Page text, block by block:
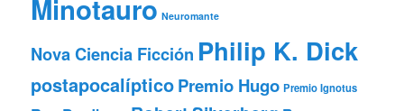
Minotauro Neuromante
Nova Ciencia Ficción Philip K. Dick
postapocalípticoPremio Hugo Premio Ignotus